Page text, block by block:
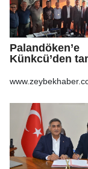
Palandöken’e
Künkcü’den